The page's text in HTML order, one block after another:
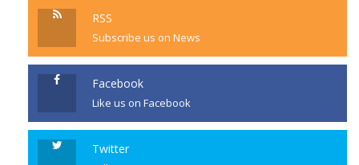
RSS
Subscribe us on News
Facebook
Like us on Facebook
Twitter